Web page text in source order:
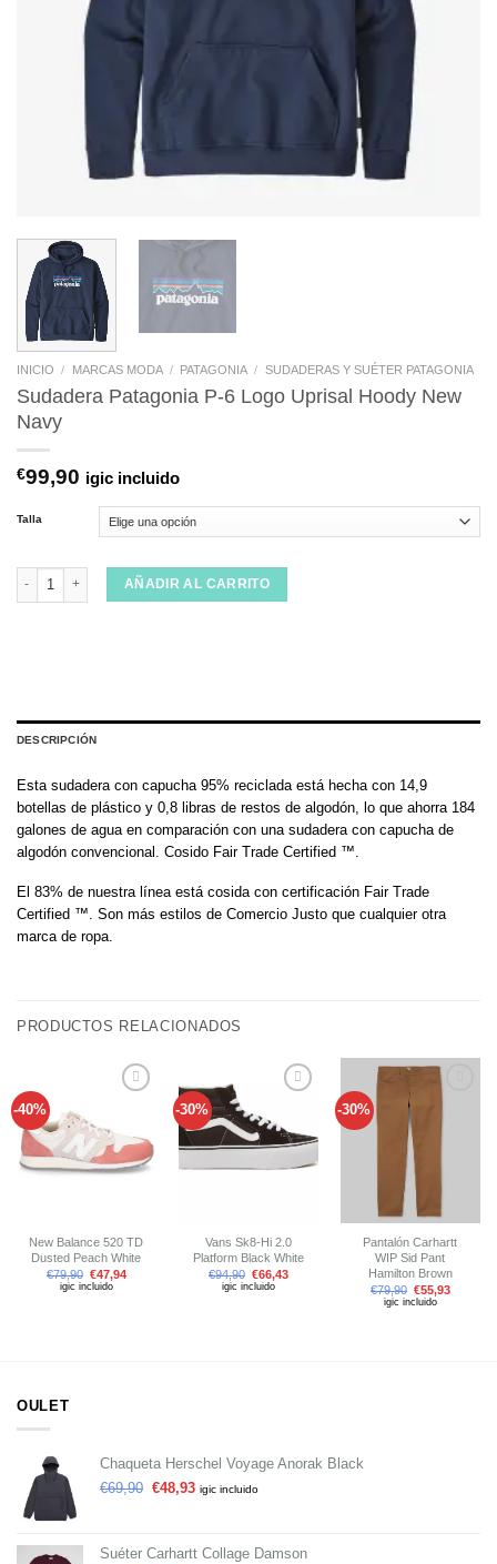
INICIO / MARCAS MODA / PATAGONIA / SUDADERAS Y SUÉTER PATAGONIA
Sudadera Patagonia P-6 Logo Uprisal Hoody New
Navy
€99,90 igic incluido
Talla
Sudadera Patagonia P-6 Logo Uprisal Hoody New Navy cantidad
AÑADIR AL CARRITO
DESCRIPCIÓN
Esta sudadera con capucha 95% reciclada está hecha con 14,9
botellas de plástico y 0,8 libras de restos de algodón, lo que ahorra 184
galones de agua en comparación con una sudadera con capucha de
algodón convencional. Cosido Fair Trade Certified ™.
El 83% de nuestra línea está cosida con certificación Fair Trade
Certified ™. Son más estilos de Comercio Justo que cualquier otra
marca de ropa.
PRODUCTOS RELACIONADOS
-40%
lista de
deseos
New Balance 520 TD
Dusted Peach White
€79,90 €47,94
igic incluido
-30%
a tu
lista de
deseos
Vans Sk8-Hi 2.0
Platform Black White
€94,90 €66,43
igic incluido
-30%
Pantalón Carhartt
WIP Sid Pant
Hamilton Brown
€79,90 €55,93
igic incluido
OULET
Chaqueta Herschel Voyage Anorak Black
€69,90 €48,93 igic incluido
Suéter Carhartt Collage Damson